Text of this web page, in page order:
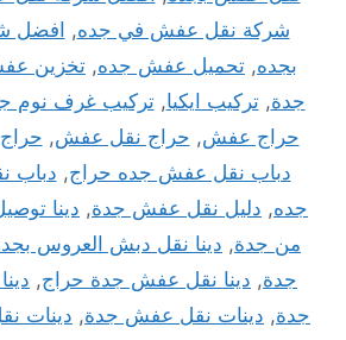
شركة نقل عفش في جده, افضل
بجده, تحميل عفش جده, تخزين
جدة, تركيب ايكيا, تركيب غرف نوم
حراج عفش, حراج نقل عفش,
دباب نقل عفش جده حراج, دباب
جده, دليل نقل عفش جدة, دينا
من جدة, دينا نقل دبش العروس
جدة, دينا نقل عفش جدة حراج,
جدة, دينات نقل عفش جدة, دينات